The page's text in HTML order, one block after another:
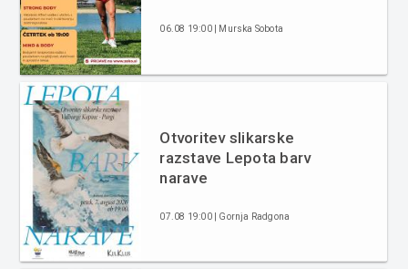
06.08 19:00 | Murska Sobota
Otvoritev slikarske
razstave Lepota barv
narave
07.08 19:00 | Gornja Radgona